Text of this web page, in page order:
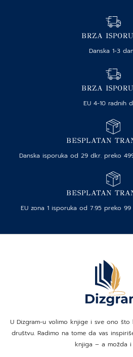
BRZA
Danska 1-3
BRZA
EU 4-10 radnih
BESPLATAN
Danska isporuka od 29 dkr. preko
BESPLATAN
EU zona 1 isporuka od 7.95 preko
U Dizgram-u volimo knjige i sve ono
društvu. Radimo na tome da vas
knjiga – a možda i